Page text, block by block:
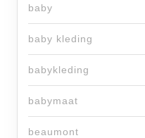
baby
baby kleding
babykleding
babymaat
beaumont